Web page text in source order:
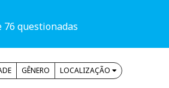
76 questionadas
GÊNERO LOCALIZAÇÃO